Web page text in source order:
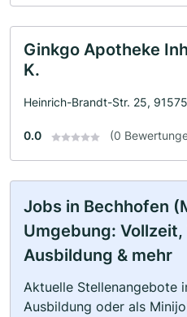
Ginkgo Apotheke
K.
Heinrich-Brandt-Str. 25,
0.0 (0
Jobs in Bechhofen
Umgebung: Vollzeit,
Ausbildung & mehr
Aktuelle Stellenangebote
Ausbildung oder als